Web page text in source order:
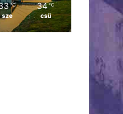
℃
sze
34 ℃
csü